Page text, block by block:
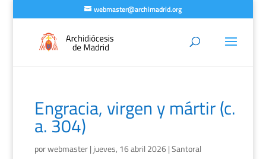
webmaster@archimadrid.org
Engracia, virgen y mártir (c.
a. 304)
porwebmaster| jueves, 16 abril 2026|Santoral